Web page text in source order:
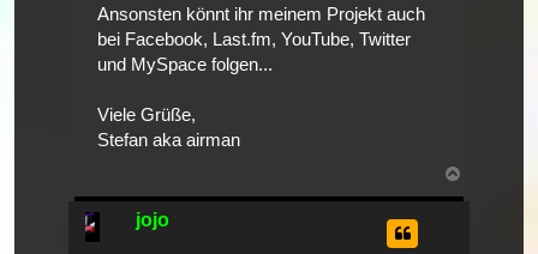
Ansonsten könnt ihr meinem Projekt auch
bei Facebook, Last.fm, YouTube, Twitter
und MySpace folgen...
Viele Grüße,
Stefan aka airman
jojo